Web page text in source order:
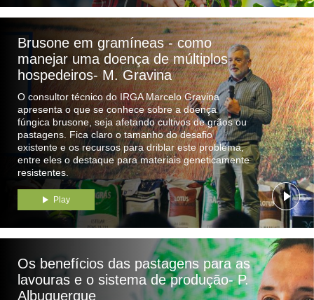
Brusone em gramíneas - como
manejar uma doença de múltiplos
hospedeiros- M. Gravina
O consultor técnico do IRGA Marcelo Gravina
apresenta o que se conhece sobre a doença
fúngica brusone, seja afetando cultivos de grãos ou
pastagens. Fica claro o tamanho do desafio
existente e os recursos para driblar este problema,
entre eles o destaque para materiais geneticamente
resistentes.
Play
Os benefícios das pastagens para as
lavouras e o sistema de produção- P.
Albuquerque